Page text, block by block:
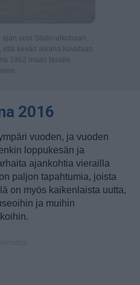
uusi Stalin-ulkobaari,
kesän aikana kuvataan
1962 maan tasalle
2016
vuoden, ja vuoden
loppukesän ja
ajankohtia vierailla
paljon tapahtumia, joista
on myös kaikenlaista uutta,
ja muihin